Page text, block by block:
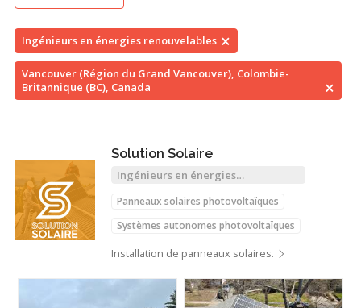
Ingénieurs en énergies renouvelables
Vancouver (Région du Grand Vancouver), Colombie-
Britannique (BC), Canada
Solution Solaire
Ingénieurs en énergies
Panneaux solaires photovoltaïques
Systèmes autonomes photovoltaïques
Installation de panneaux solaires.